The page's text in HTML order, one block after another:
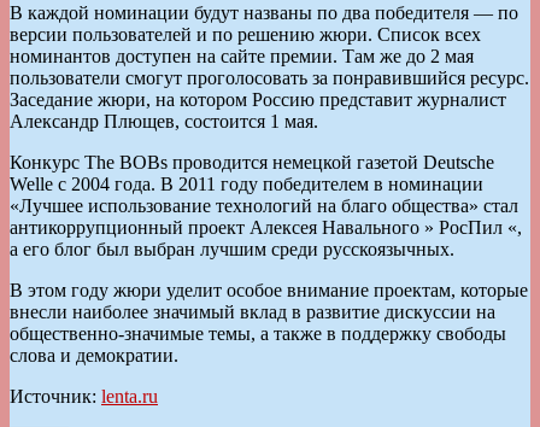
В каждой номинации будут названы по два победителя — по
версии пользователей и по решению жюри. Список всех
номинантов доступен на сайте премии. Там же до 2 мая
пользователи смогут проголосовать за понравившийся ресурс.
Заседание жюри, на котором Россию представит журналист
Александр Плющев, состоится 1 мая.
Конкурс The BOBs проводится немецкой газетой Deutsche
Welle с 2004 года. В 2011 году победителем в номинации
«Лучшее использование технологий на благо общества» стал
антикоррупционный проект Алексея Навального » РосПил «,
а его блог был выбран лучшим среди русскоязычных.
В этом году жюри уделит особое внимание проектам, которые
внесли наиболее значимый вклад в развитие дискуссии на
общественно-значимые темы, а также в поддержку свободы
слова и демократии.
Источник: lenta.ru